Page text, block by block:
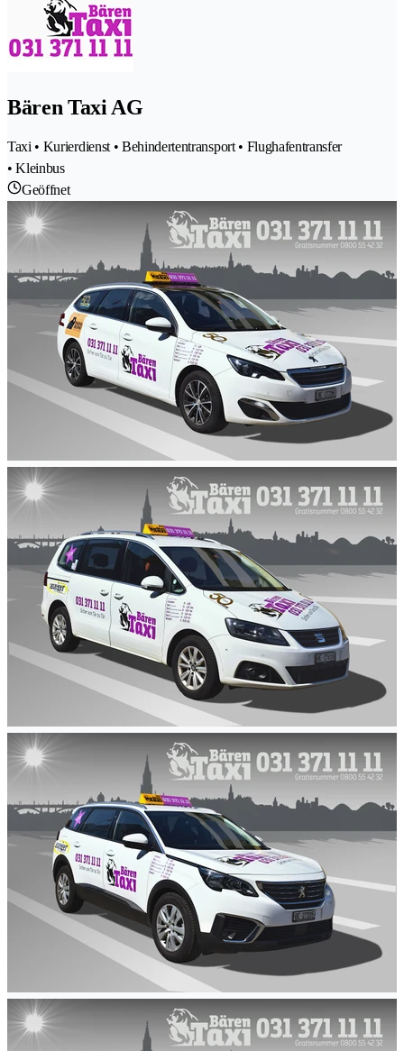
Bären Taxi AG
Taxi • Kurierdienst • Behindertentransport • Flughafentransfer
• Kleinbus
Geöffnet